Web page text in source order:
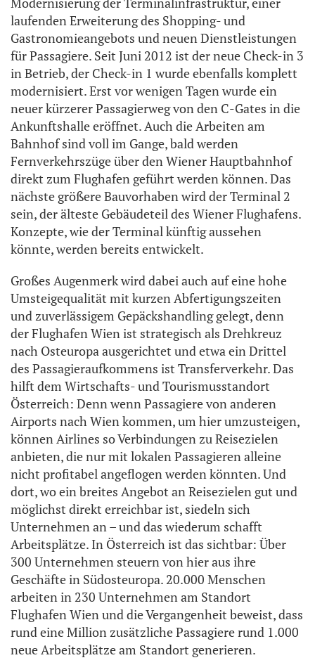
laufenden Erweiterung des Shopping- und
Gastronomieangebots und neuen Dienstleistungen
für Passagiere. Seit Juni 2012 ist der neue Check-in 3
in Betrieb, der Check-in 1 wurde ebenfalls komplett
modernisiert. Erst vor wenigen Tagen wurde ein
neuer kürzerer Passagierweg von den C-Gates in die
Ankunftshalle eröffnet. Auch die Arbeiten am
Bahnhof sind voll im Gange, bald werden
Fernverkehrszüge über den Wiener Hauptbahnhof
direkt zum Flughafen geführt werden können. Das
nächste größere Bauvorhaben wird der Terminal 2
sein, der älteste Gebäudeteil des Wiener Flughafens.
Konzepte, wie der Terminal künftig aussehen
könnte, werden bereits entwickelt.
Großes Augenmerk wird dabei auch auf eine hohe
Umsteigequalität mit kurzen Abfertigungszeiten
und zuverlässigem Gepäckshandling gelegt, denn
der Flughafen Wien ist strategisch als Drehkreuz
nach Osteuropa ausgerichtet und etwa ein Drittel
des Passagieraufkommens ist Transferverkehr. Das
hilft dem Wirtschafts- und Tourismusstandort
Österreich: Denn wenn Passagiere von anderen
Airports nach Wien kommen, um hier umzusteigen,
können Airlines so Verbindungen zu Reisezielen
anbieten, die nur mit lokalen Passagieren alleine
nicht profitabel angeflogen werden könnten. Und
dort, wo ein breites Angebot an Reisezielen gut und
möglichst direkt erreichbar ist, siedeln sich
Unternehmen an – und das wiederum schafft
Arbeitsplätze. In Österreich ist das sichtbar: Über
300 Unternehmen steuern von hier aus ihre
Geschäfte in Südosteuropa. 20.000 Menschen
arbeiten in 230 Unternehmen am Standort
Flughafen Wien und die Vergangenheit beweist, dass
rund eine Million zusätzliche Passagiere rund 1.000
neue Arbeitsplätze am Standort generieren.